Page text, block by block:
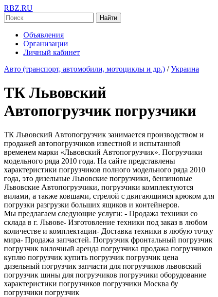
RBZ.RU
Найти
Объявления
Организации
Личный кабинет
Авто (транспорт, автомобили, мотоциклы и др.) / Украина
ТК Львовский
Автопогрузчик погрузчики
ТК Львовский Автопогрузчик занимается производством и
продажей автопогрузчиков известной и испытанной
временем марки «Львовский Автопогрузчик». Погрузчики
модельного ряда 2010 года. На сайте представлены
характеристики погрузчиков полного модельного ряда 2010
года, это дизельные Львовские погрузчики, бензиновые
Львовские Автопогрузчики, погрузчики комплектуются
вилами, а также ковшами, стрелой с двигающимся крюком для
погрузки разгрузки больших ящиков и контейнеров.
Мы предлагаем следующие услуги: - Продажа техники со
склада в г. Львове- Изготовление техники под заказ в любом
количестве и комплектации- Доставка техники в любую точку
мира- Продажа запчастей. Погрузчик фронтальный погрузчик
погрузчик вилочный аренда погрузчика продажа погрузчиков
куплю погрузчик купить погрузчик погрузчик цена
дизельный погрузчик запчасти для погрузчиков львовский
погрузчик шины для погрузчиков погрузчики оборудование
характеристики погрузчиков погрузчики Москва бу
погрузчики погрузчик